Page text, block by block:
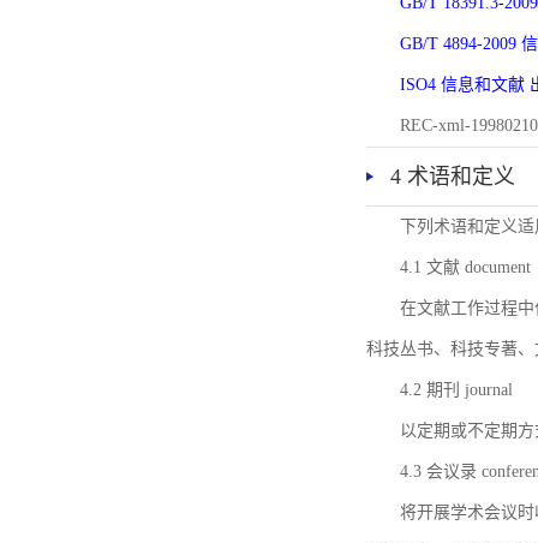
GB/T 4894-2009
ISO4 信息和文献
REC-xml-
4 术语和定义
下列术语和定义
4.1 文献 document
在文献工作过程
科技丛书、科技专著
4.2 期刊 journal
以定期或不定期
4.3 会议录
将开展学术会议